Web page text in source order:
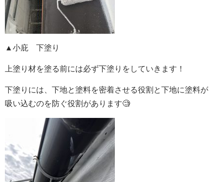
▲小庇 下塗り
上塗り材を塗る前には必ず下塗りをしていきます！
下塗りには、下地と塗料を密着させる役割と下地に塗料が
吸い込むのを防ぐ役割があります🧐